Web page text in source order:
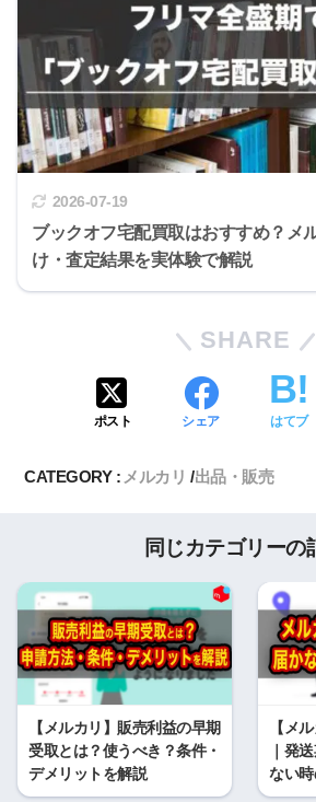
2026-07-19
ブックオフ宅配買取はおすすめ？メ
け・査定結果を実体験で解説
SHARE
ポスト シェア はてブ
CATEGORY : メルカリ 出品・販売
同じカテゴリーの
【メルカリ】販売利益の早期
受取とは？使うべき？条件・
デメリットを解説
【メ
｜発
ない